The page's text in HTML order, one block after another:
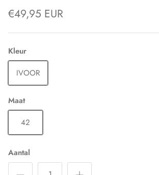
€49,95 EUR
Kleur
IVOOR
Maat
42
Aantal